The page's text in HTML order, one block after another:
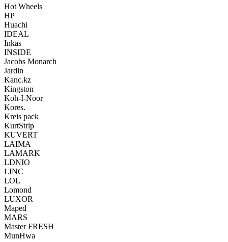
Hot Wheels
HP
Huachi
IDEAL
Inkas
INSIDE
Jacobs Monarch
Jardin
Kanc.kz
Kingston
Koh-I-Noor
Kores.
Kreis pack
KurtStrip
KUVERT
LAIMA
LAMARK
LDNIO
LINC
LOL
Lomond
LUXOR
Maped
MARS
Master FRESH
MunHwa